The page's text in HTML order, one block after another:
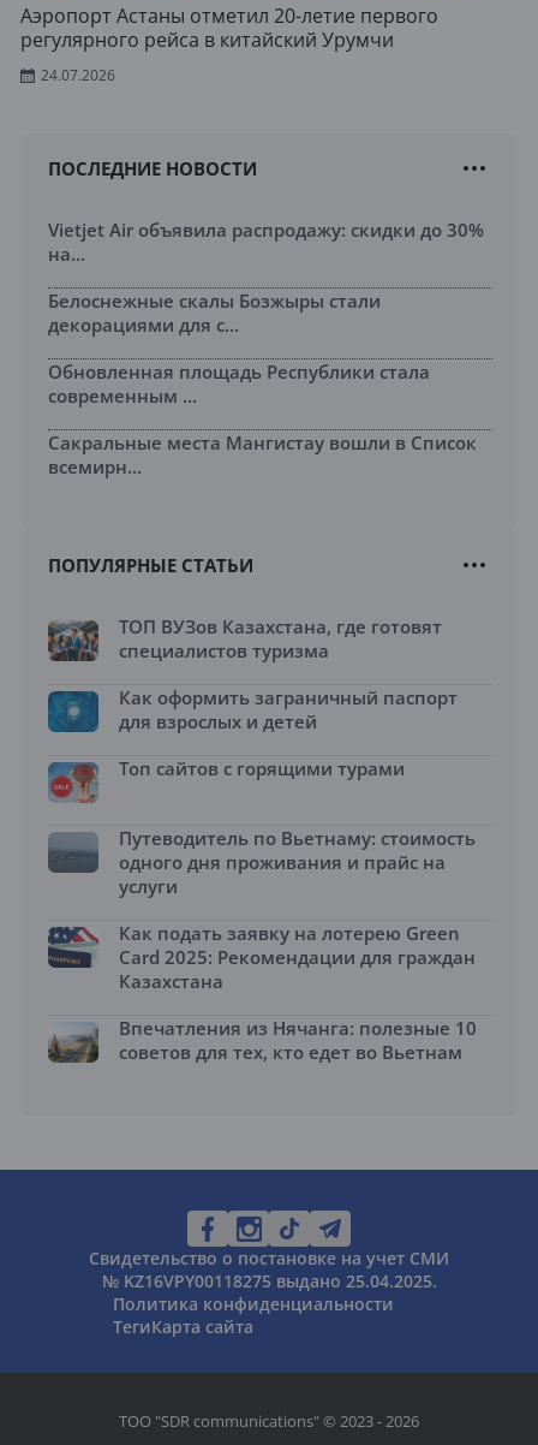
Аэропорт Астаны отметил 20-летие первого
регулярного рейса в китайский Урумчи
24.07.2026
ПОСЛЕДНИЕ НОВОСТИ
Vietjet Air объявила распродажу: скидки до 30%
на...
Белоснежные скалы Бозжыры стали
декорациями для с...
Обновленная площадь Республики стала
современным ...
Сакральные места Мангистау вошли в Список
всемирн...
ПОПУЛЯРНЫЕ СТАТЬИ
ТОП ВУЗов Казахстана, где готовят
специалистов туризма
Как оформить заграничный паспорт
для взрослых и детей
Топ сайтов с горящими турами
Путеводитель по Вьетнаму: стоимость
одного дня проживания и прайс на
услуги
Как подать заявку на лотерею Green
Card 2025: Рекомендации для граждан
Казахстана
Впечатления из Нячанга: полезные 10
советов для тех, кто едет во Вьетнам
Свидетельство о постановке на учет СМИ
№ KZ16VPY00118275 выдано 25.04.2025.
Политика конфиденциальности
ТегиКарта сайта
ТОО "SDR communications" © 2023 - 2026